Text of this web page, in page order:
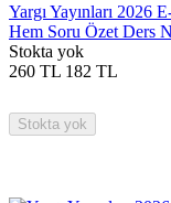
Yargı Yayınları 2026
Hem Soru Özet Ders
Stokta yok
260 TL 182 TL
Stokta yok